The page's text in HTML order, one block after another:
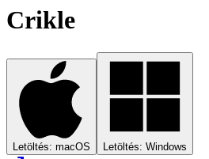
Crikle
Letöltés: macOS Letöltés: Windows